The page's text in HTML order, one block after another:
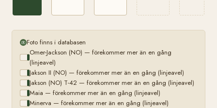
Foto finns i databasen
Omer-Jackson (NO) — förekommer mer än en gång
(linjeavel)
Jakson II (NO) — förekommer mer än en gång (linjeavel)
Jakson (NO) T-42 — förekommer mer än en gång (linjeavel)
Maia — förekommer mer än en gång (linjeavel)
Minerva — förekommer mer än en gång (linjeavel)